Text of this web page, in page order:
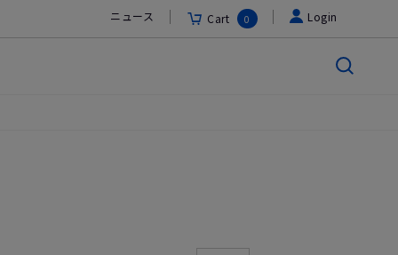
ニュース Cart 0 Login